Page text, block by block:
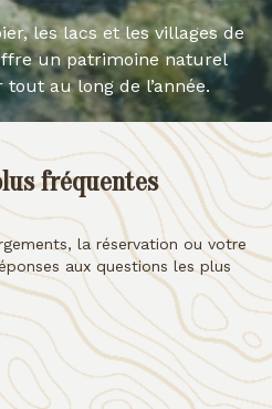
les lacs et les villages de
un patrimoine naturel
au long de l’année.
fréquentes
la réservation ou votre
aux questions les plus